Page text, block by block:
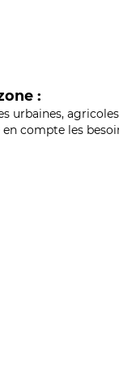
:
urbaines,
compte les